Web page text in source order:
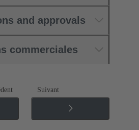
and approvals
commerciales
Suivant